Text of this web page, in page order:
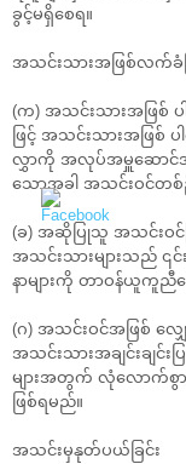
ခွင့်မရှိစေရ။
အသင်းသားအဖြစ်လက်ခံခ
(က) အသင်းသားအဖြစ်
ဖြင့် အသင်းသားအဖြစ်
လွှာကို အလုပ်အမှူဆောင်
သောအခါ အသင်းဝင်တစ်
(ခ) အဆိုပြုသူ အသင်းဝင်
အသင်းသားများသည် ၎
နာများကို တာဝန်ယူကူညီဖ
(ဂ) အသင်းဝင်အဖြစ်
အသင်းသားအချင်းချင်း
များအတွက် လုံလောက်စွာ
ဖြစ်ရမည်။
အသင်းမှနုတ်ပယ်ခြင်း